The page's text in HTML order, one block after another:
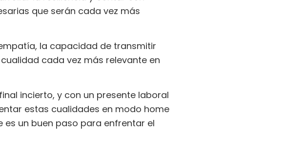
que serán cada vez más
la capacidad de transmitir
cada vez más relevante en
incierto, y con un presente laboral
estas cualidades en modo home
un buen paso para enfrentar el